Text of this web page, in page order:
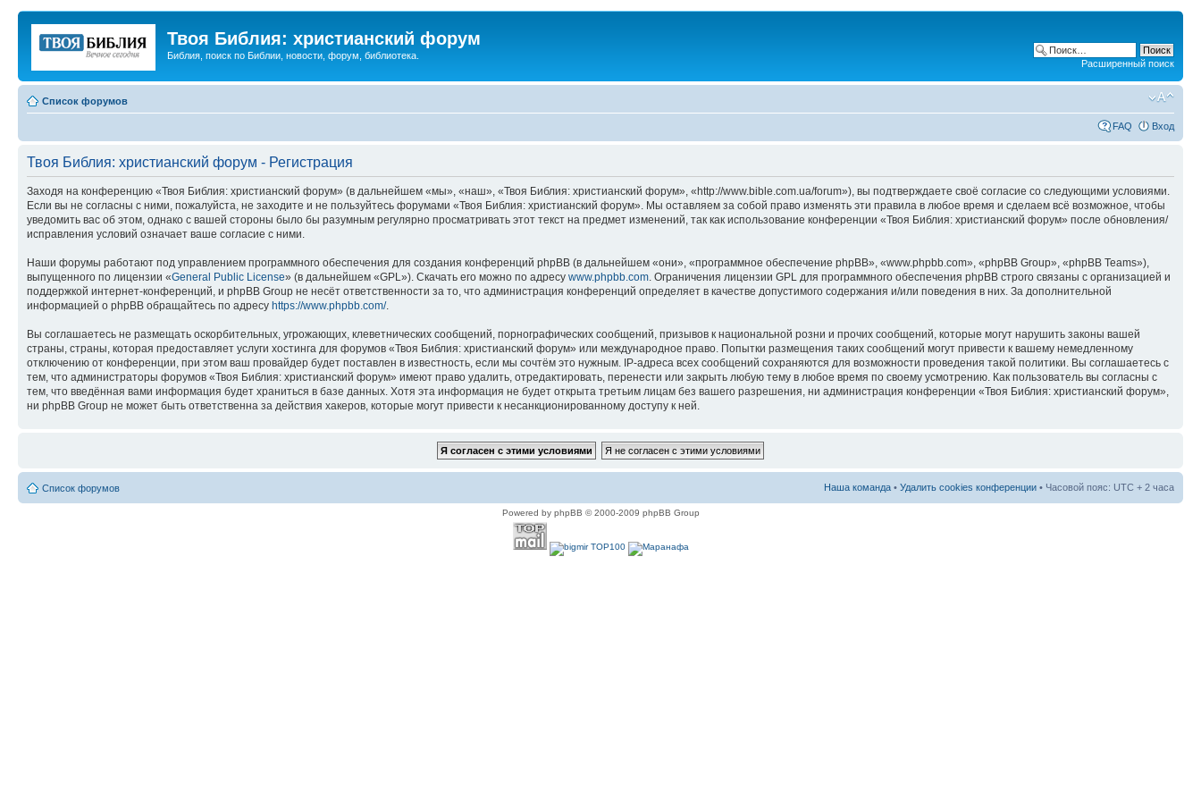
Твоя Библия: христианский форум
Библия, поиск по Библии, новости, форум, библиотека.
Расширенный поиск
Список форумов
FAQ Вход
Твоя Библия: христианский форум - Регистрация
Заходя на конференцию «Твоя Библия: христианский форум» (в дальнейшем «мы», «наш», «Твоя Библия: христианский форум», «http://www.bible.com.ua/forum»), вы подтверждаете своё согласие со следующими условиями.
Если вы не согласны с ними, пожалуйста, не заходите и не пользуйтесь форумами «Твоя Библия: христианский форум». Мы оставляем за собой право изменять эти правила в любое время и сделаем всё возможное, чтобы
уведомить вас об этом, однако с вашей стороны было бы разумным регулярно просматривать этот текст на предмет изменений, так как использование конференции «Твоя Библия: христианский форум» после обновления/
исправления условий означает ваше согласие с ними.
Наши форумы работают под управлением программного обеспечения для создания конференций phpBB (в дальнейшем «они», «программное обеспечение phpBB», «www.phpbb.com», «phpBB Group», «phpBB Teams»),
выпущенного по лицензии «General Public License» (в дальнейшем «GPL»). Скачать его можно по адресу www.phpbb.com . Ограничения лицензии GPL для программного обеспечения phpBB строго связаны с организацией и
поддержкой интернет-конференций, и phpBB Group не несёт ответственности за то, что администрация конференций определяет в качестве допустимого содержания и/или поведения в них. За дополнительной
информацией о phpBB обращайтесь по адресу https://www.phpbb.com/.
Вы соглашаетесь не размещать оскорбительных, угрожающих, клеветнических сообщений, порнографических сообщений, призывов к национальной розни и прочих сообщений, которые могут нарушить законы вашей
страны, страны, которая предоставляет услуги хостинга для форумов «Твоя Библия: христианский форум» или международное право. Попытки размещения таких сообщений могут привести к вашему немедленному
отключению от конференции, при этом ваш провайдер будет поставлен в известность, если мы сочтём это нужным. IP-адреса всех сообщений сохраняются для возможности проведения такой политики. Вы соглашаетесь с
тем, что администраторы форумов «Твоя Библия: христианский форум» имеют право удалить, отредактировать, перенести или закрыть любую тему в любое время по своему усмотрению. Как пользователь вы согласны с
тем, что введённая вами информация будет храниться в базе данных. Хотя эта информация не будет открыта третьим лицам без вашего разрешения, ни администрация конференции «Твоя Библия: христианский форум»,
ни phpBB Group не может быть ответственна за действия хакеров, которые могут привести к несанкционированному доступу к ней.
Список форумов Наша команда • Удалить cookies конференции • Часовой пояс: UTC + 2 часа
Powered by phpBB © 2000-2009 phpBB Group